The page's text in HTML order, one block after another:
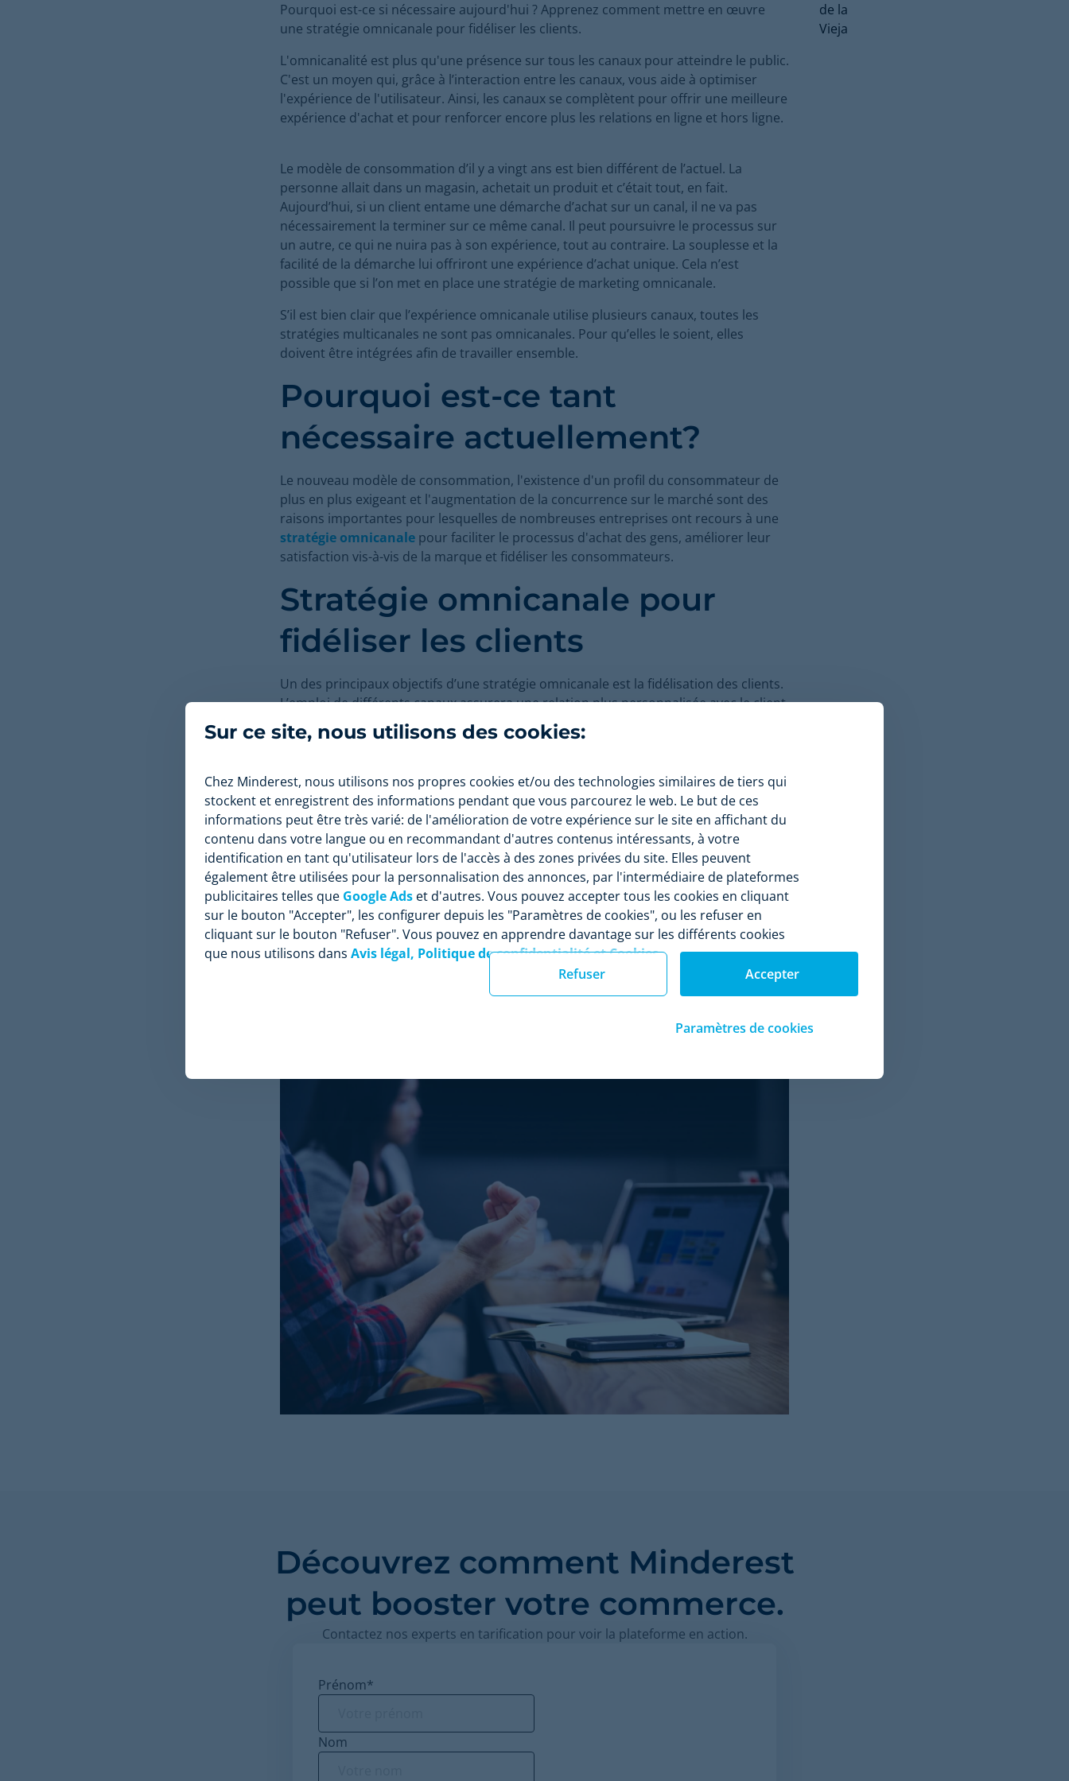
Pourquoi est-ce si nécessaire aujourd'hui ? Apprenez comment mettre en œuvre
une stratégie omnicanale pour fidéliser les clients.
L'omnicanalité est plus qu'une présence sur tous les canaux pour atteindre le public.
C'est un moyen qui, grâce à l’interaction entre les canaux, vous aide à optimiser
l'expérience de l'utilisateur. Ainsi, les canaux se complètent pour offrir une meilleure
expérience d'achat et pour renforcer encore plus les relations en ligne et hors ligne.
Le modèle de consommation d’il y a vingt ans est bien différent de l’actuel. La
personne allait dans un magasin, achetait un produit et c’était tout, en fait.
Aujourd’hui, si un client entame une démarche d’achat sur un canal, il ne va pas
nécessairement la terminer sur ce même canal. Il peut poursuivre le processus sur
un autre, ce qui ne nuira pas à son expérience, tout au contraire. La souplesse et la
facilité de la démarche lui offriront une expérience d’achat unique. Cela n’est
possible que si l’on met en place une stratégie de marketing omnicanale.
S’il est bien clair que l’expérience omnicanale utilise plusieurs canaux, toutes les
stratégies multicanales ne sont pas omnicanales. Pour qu’elles le soient, elles
doivent être intégrées afin de travailler ensemble.
Pourquoi est-ce tant
nécessaire actuellement?
Le nouveau modèle de consommation, l'existence d'un profil du consommateur de
plus en plus exigeant et l'augmentation de la concurrence sur le marché sont des
raisons importantes pour lesquelles de nombreuses entreprises ont recours à une
stratégie omnicanale pour faciliter le processus d'achat des gens, améliorer leur
satisfaction vis-à-vis de la marque et fidéliser les consommateurs.
Stratégie omnicanale pour
fidéliser les clients
Un des principaux objectifs d’une stratégie omnicanale est la fidélisation des clients.
L’emploi de différents canaux assurera une relation plus personnalisée avec le client,
ceci permettant d’améliorer sa perception de notre marque. En plus de pouvoir
acheter notre produit sur plusieurs canaux, le client verra que nous sommes
plateforme, et en parfaite harmonie.
Prenons un exemple : un client achète un article dans un magasin physique, il a un
problème avec celui-là et contacte l'entreprise par l'intermédiaire du service-client
qui lui permet de retourner le produit sans avoir à se déplacer, ce qui crée une
expérience d'achat sans obstacles. Par conséquent, l'amélioration de l'expérience de
l'utilisateur aura un impact positif sur le retour sur investissement. En utilisant les
différents canaux de communication, le trafic augmentera et nos possibilités de
vente aussi.
En définitive, qu’une marque ou un détaillant offre des canaux en ligne pour établir
une relation avec le client n’est pas une nouveauté, mais une nécessité pour survivre
dans un marché si compétitif. Bien que l’expression soit très connue, cette stratégie
Découvrez comment Minderest
peut booster votre commerce.
Contactez nos experts en tarification pour voir la plateforme en action.
Prénom*
Nom
Sur ce site, nous utilisons des cookies:
Chez Minderest, nous utilisons nos propres cookies et/ou des technologies similaires de tiers qui
stockent et enregistrent des informations pendant que vous parcourez le web. Le but de ces
informations peut être très varié: de l'amélioration de votre expérience sur le site en affichant du
contenu dans votre langue ou en recommandant d'autres contenus intéressants, à votre
identification en tant qu'utilisateur lors de l'accès à des zones privées du site. Elles peuvent
également être utilisées pour la personnalisation des annonces, par l'intermédiaire de plateformes
publicitaires telles que Google Ads et d'autres. Vous pouvez accepter tous les cookies en cliquant
sur le bouton "Accepter", les configurer depuis les "Paramètres de cookies", ou les refuser en
cliquant sur le bouton "Refuser". Vous pouvez en apprendre davantage sur les différents cookies
que nous utilisons dans Avis légal, Politique de confidentialité et Cookies
Refuser
Accepter
Paramètres de cookies